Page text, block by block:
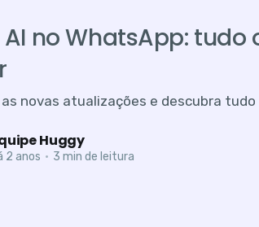
no WhatsApp: tudo
novas atualizações e descubra tudo
Huggy
2 anos • 3 min de leitura